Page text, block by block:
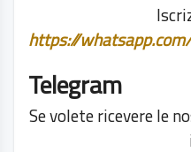
https://
Telegram
Se volete ricevere le